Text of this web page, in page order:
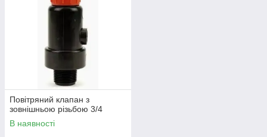
Повітряний клапан з
зовнішньою різьбою 3/4
В наявності